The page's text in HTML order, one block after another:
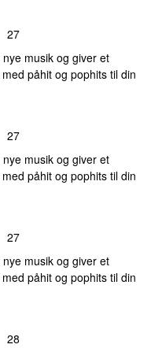
27
musik og giver et
påhit og pophits til din
27
musik og giver et
påhit og pophits til din
27
musik og giver et
påhit og pophits til din
28